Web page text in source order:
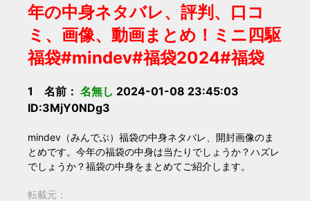
年の中身ネタバレ、評判、口コ
ミ、画像、動画まとめ！ミニ四駆
福袋#mindev#福袋2024#福袋
1 名前： 名無し 2024-01-08 23:45:03
ID:3MjY0NDg3
mindev（みんでぶ）福袋の中身ネタバレ、開封画像のま
とめです。今年の福袋の中身は当たりでしょうか？ハズレ
でしょうか？福袋の中身をまとめてご紹介します。
転載元：